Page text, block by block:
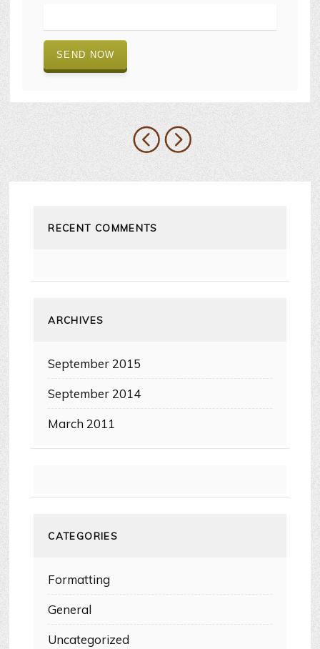
RECENT COMMENTS
ARCHIVES
September 2015
September 2014
March 2011
CATEGORIES
Formatting
General
Uncategorized